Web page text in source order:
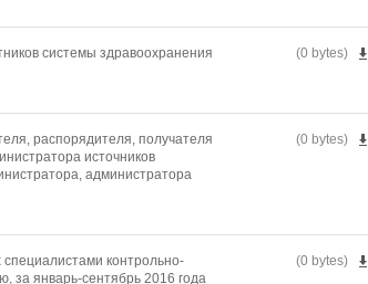
(0 bytes)
системы здравоохранения
(0 bytes)
распорядителя, получателя
источников
администратора
(0 bytes)
контрольно-
за январь-сентябрь 2016 года